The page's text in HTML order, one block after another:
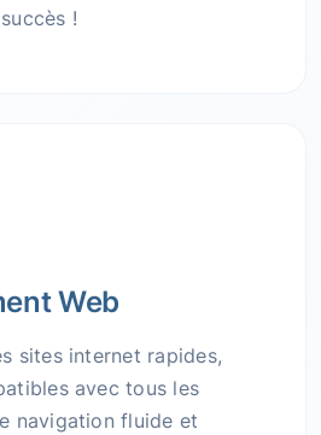
!
Web
sites internet rapides,
avec tous les
navigation fluide et